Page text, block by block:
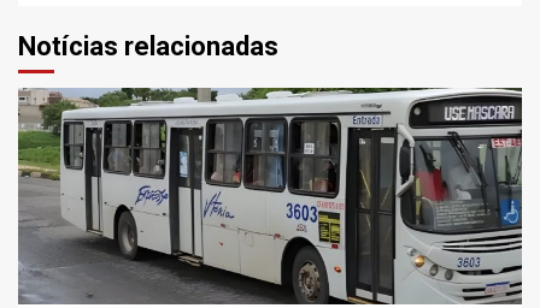
Notícias relacionadas
2 min read